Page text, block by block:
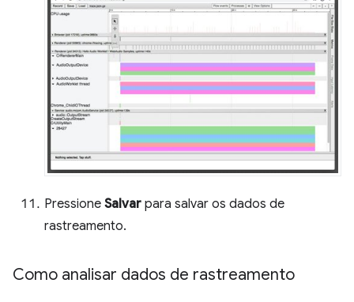
Pressione Salvar para salvar os dados de
rastreamento.
Como analisar dados de rastreamento